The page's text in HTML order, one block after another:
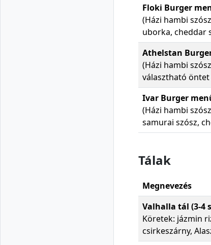
Floki Burger
(Házi hambi
uborka, cheddar
Athelstan
(Házi hambi
választható
Ivar Burger
(Házi hambi
samurai szósz,
Tálak
Megnevezés
Valhalla tál (3-4
Köretek: jázmin
csirkeszárny,